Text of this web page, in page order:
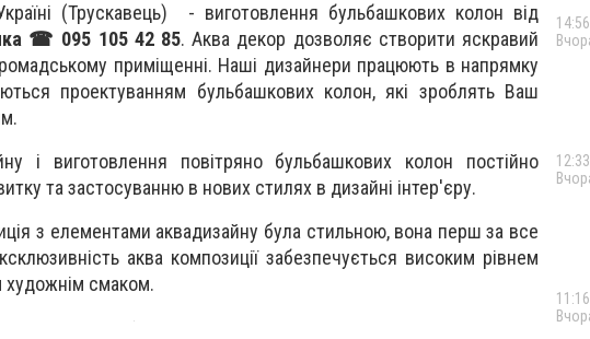
(Трускавець)
- виготовлення бульбашкових колон від
☎ 095 105 42 85. Аква декор дозволяє створити яскравий
приміщенні. Наші дизайнери працюють в напрямку
проектуванням бульбашкових колон, які зроблять Ваш
і виготовлення повітряно бульбашкових колон постійно
та застосуванню в нових стилях в дизайні інтер'єру.
з елементами аквадизайну була стильною, вона перш за все
аква композиції забезпечується високим рівнем
художнім смаком.
14:56
12:33
11:16